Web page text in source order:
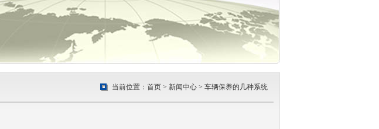
当前位置： 首页> 新闻中心> 车辆保养的几种系统